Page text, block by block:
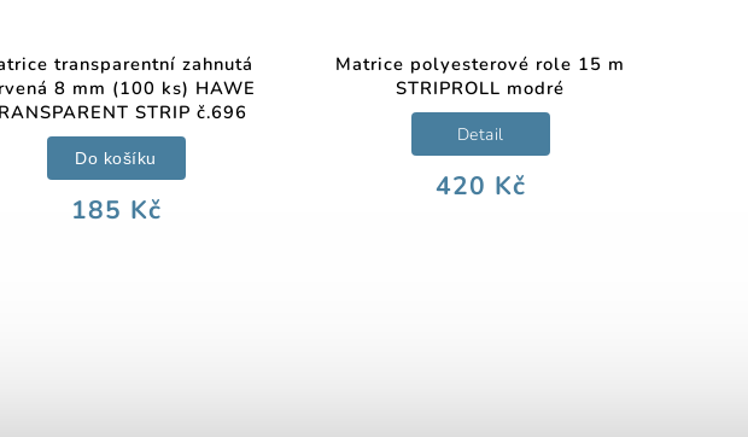
transparentní zahnutá
8 mm (100 ks) HAWE
STRIP č.696
185 Kč
Do košíku
Matrice polyesterové role 15 m
STRIPROLL modré
420 Kč
Detail